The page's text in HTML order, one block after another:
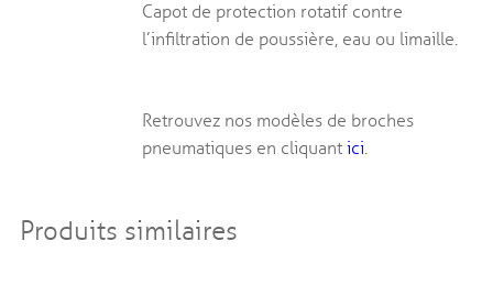
Capot de protection rotatif contre
l’infiltration de poussière, eau ou limaille.
Retrouvez nos modèles de broches
pneumatiques en cliquantici.
Produits similaires